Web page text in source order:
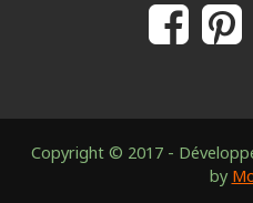
Copyright © 2017 -
by